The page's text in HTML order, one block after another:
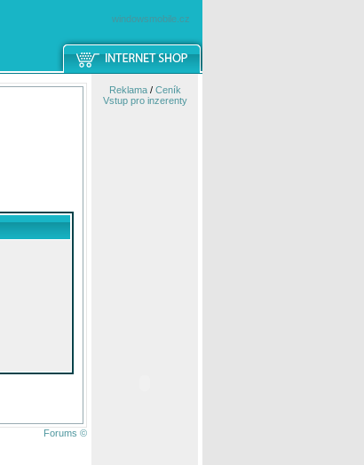
windowsmobile.cz
Forums ©
Reklama/ Ceník
Vstup pro inzerenty